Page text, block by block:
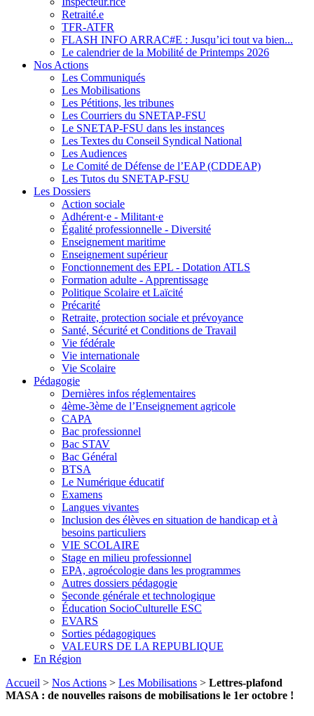
Retraité.e
TFR-ATFR
FLASH INFO ARRAC#E : Jusqu’ici tout va bien...
Le calendrier de la Mobilité de Printemps 2026
Nos Actions
Les Communiqués
Les Mobilisations
Les Pétitions, les tribunes
Les Courriers du SNETAP-FSU
Le SNETAP-FSU dans les instances
Les Textes du Conseil Syndical National
Les Audiences
Le Comité de Défense de l’EAP (CDDEAP)
Les Tutos du SNETAP-FSU
Les Dossiers
Action sociale
Adhérent·e - Militant·e
Égalité professionnelle - Diversité
Enseignement maritime
Enseignement supérieur
Fonctionnement des EPL - Dotation ATLS
Formation adulte - Apprentissage
Politique Scolaire et Laïcité
Précarité
Retraite, protection sociale et prévoyance
Santé, Sécurité et Conditions de Travail
Vie fédérale
Vie internationale
Vie Scolaire
Pédagogie
Dernières infos réglementaires
4ème-3ème de l’Enseignement agricole
CAPA
Bac professionnel
Bac STAV
Bac Général
BTSA
Le Numérique éducatif
Examens
Langues vivantes
Inclusion des élèves en situation de handicap et à
besoins particuliers
VIE SCOLAIRE
Stage en milieu professionnel
EPA, agroécologie dans les programmes
Autres dossiers pédagogie
Seconde générale et technologique
Éducation SocioCulturelle ESC
EVARS
Sorties pédagogiques
VALEURS DE LA REPUBLIQUE
En Région
Accueil > Nos Actions > Les Mobilisations > Lettres-plafond
MASA : de nouvelles raisons de mobilisations le 1er octobre !